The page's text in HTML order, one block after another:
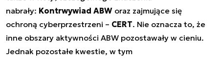
nabrały: Kontrwywiad ABW oraz zajmujące się
ochroną cyberprzestrzeni – CERT. Nie oznacza to, że
inne obszary aktywności ABW pozostawały w cieniu.
Jednak pozostałe kwestie, w tym